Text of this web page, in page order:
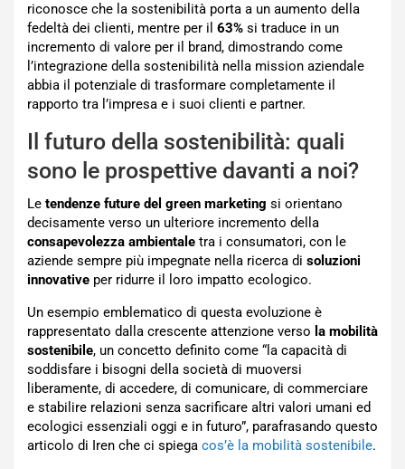
riconosce che la sostenibilità porta a un aumento della
fedeltà dei clienti, mentre per il 63% si traduce in un
incremento di valore per il brand, dimostrando come
l’integrazione della sostenibilità nella mission aziendale
abbia il potenziale di trasformare completamente il
rapporto tra l’impresa e i suoi clienti e partner.
Il futuro della sostenibilità: quali
sono le prospettive davanti a noi?
Le tendenze future del green marketing si orientano
decisamente verso un ulteriore incremento della
consapevolezza ambientale tra i consumatori, con le
aziende sempre più impegnate nella ricerca di soluzioni
innovative per ridurre il loro impatto ecologico.
Un esempio emblematico di questa evoluzione è
rappresentato dalla crescente attenzione verso la mobilità
sostenibile, un concetto definito come “la capacità di
soddisfare i bisogni della società di muoversi
liberamente, di accedere, di comunicare, di commerciare
e stabilire relazioni senza sacrificare altri valori umani ed
ecologici essenziali oggi e in futuro”, parafrasando questo
articolo di Iren che ci spiega cos’è la mobilità sostenibile.